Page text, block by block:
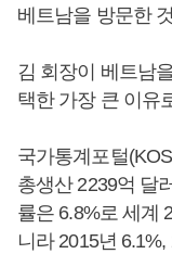
베트남을 방문한
김 회장이 베트남
택한 가장 큰 이유
국가통계포털
총생산 2239억 달
률은 6.8%로 세계
니라 2015년